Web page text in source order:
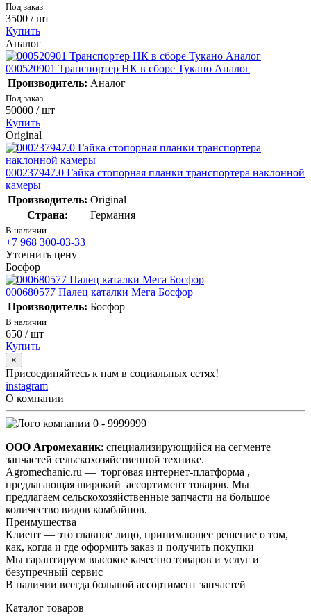
Под заказ
3500 / шт
Купить
Аналог
000520901 Транспортер НК в сборе Тукано Аналог
Производитель: Аналог
Под заказ
50000 / шт
Купить
Original
000237947.0 Гайка стопорная планки транспортера наклонной
камеры
Производитель: Original
Страна:
Германия
В наличии
+7 968 300-03-33
Уточнить цену
Босфор
000680577 Палец каталки Мега Босфор
Производитель: Босфор
В наличии
650 / шт
Купить
×
Присоединяйтесь к нам в социальных сетях!
instagram
О компании
0 - 9999999
ООО Агромеханик: специализирующийся на сегменте
запчастей сельскохозяйственной технике.
Agromechanic.ru — торговая интернет-платформа ,
предлагающая широкий ассортимент товаров. Мы
предлагаем сельскохозяйственные запчасти на большое
количество видов комбайнов.
Преимущества
Клиент — это главное лицо, принимающее решение о том,
как, когда и где оформить заказ и получить покупки
Мы гарантируем высокое качество товаров и услуг и
безупречный сервис
В наличии всегда большой ассортимент запчастей
Каталог товаров